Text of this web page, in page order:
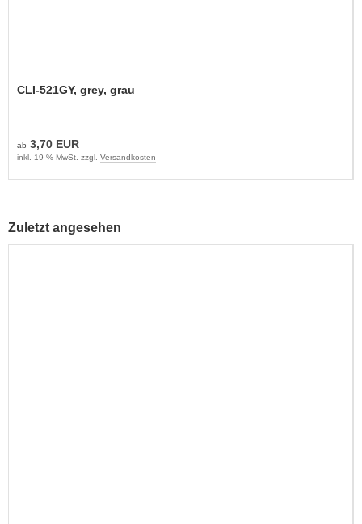
CLI-521GY, grey, grau
ab 3,70 EUR
inkl. 19 % MwSt. zzgl. Versandkosten
Zuletzt angesehen